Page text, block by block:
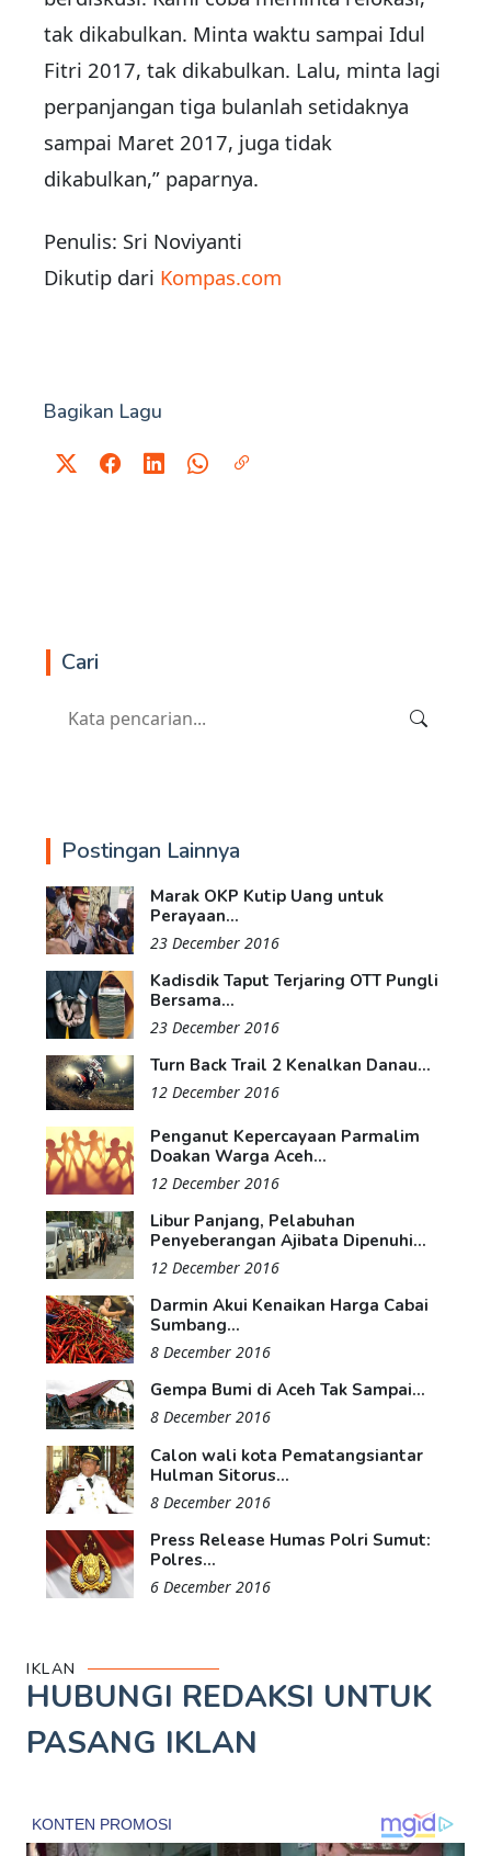
tak dikabulkan. Minta waktu sampai Idul
Fitri 2017, tak dikabulkan. Lalu, minta lagi
perpanjangan tiga bulanlah setidaknya
sampai Maret 2017, juga tidak
dikabulkan,” paparnya.
Penulis: Sri Noviyanti
Dikutip dari Kompas.com
Bagikan Lagu
Cari
Postingan Lainnya
Marak OKP Kutip Uang untuk
Perayaan...
23 December 2016
Kadisdik Taput Terjaring OTT Pungli
Bersama...
23 December 2016
Turn Back Trail 2 Kenalkan Danau...
12 December 2016
Penganut Kepercayaan Parmalim
Doakan Warga Aceh...
12 December 2016
Libur Panjang, Pelabuhan
Penyeberangan Ajibata Dipenuhi...
12 December 2016
Darmin Akui Kenaikan Harga Cabai
Sumbang...
8 December 2016
Gempa Bumi di Aceh Tak Sampai...
8 December 2016
Calon wali kota Pematangsiantar
Hulman Sitorus...
8 December 2016
Press Release Humas Polri Sumut:
Polres...
6 December 2016
IKLAN
HUBUNGI REDAKSI UNTUK
PASANG IKLAN